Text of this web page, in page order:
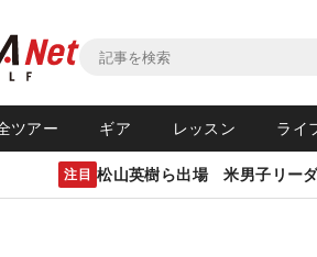
ツアー ギア レッスン ライ
注目 松山英樹ら出場 米男子リー